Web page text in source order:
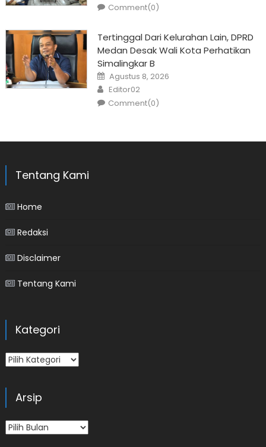
Comment(0)
Tertinggal Dari Kelurahan Lain, DPRD
Medan Desak Wali Kota Perhatikan
Simalingkar B
Posted
on
Agustus 8, 2026
Author
Editor02
Comment(0)
Tentang Kami
Home
Redaksi
Disclaimer
Tentang Kami
Kategori
Kategori
Arsip
Arsip